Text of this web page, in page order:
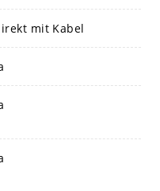
mit Kabel